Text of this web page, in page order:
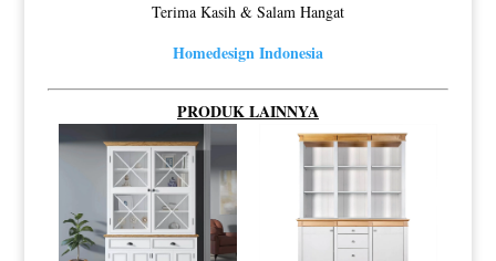
Terima Kasih & Salam Hangat
Homedesign Indonesia
PRODUK LAINNYA